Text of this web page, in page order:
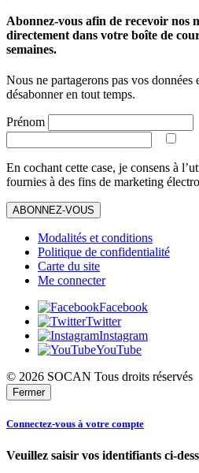
Abonnez-vous afin de recevoir nos
directement dans votre boîte de
semaines.
Nous ne partagerons pas vos données
désabonner en tout temps.
Prénom
En cochant cette case, je consens à
fournies à des fins de marketing
ABONNEZ-VOUS
Modalités et conditions
Politique de confidentialité
Carte du site
Me connecter
Facebook
Twitter
Instagram
YouTube
© 2026 SOCAN Tous droits réservés
Fermer
Connectez-vous à votre compte
Veuillez saisir vos identifiants ci-